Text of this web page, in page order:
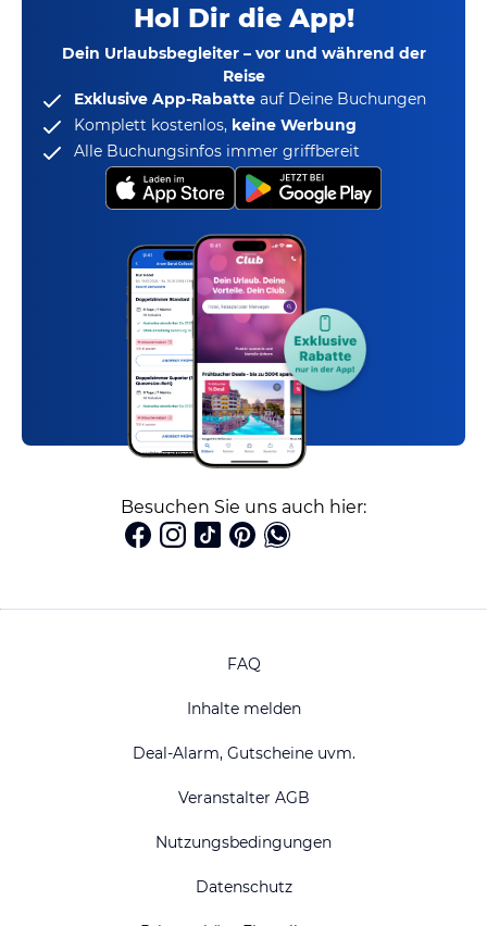
Hol Dir die App!
Dein Urlaubsbegleiter – vor und während der
Reise
Exklusive App-Rabatte auf Deine Buchungen
Komplett kostenlos, keine Werbung
Alle Buchungsinfos immer griffbereit
Besuchen Sie uns auch hier:
FAQ
Inhalte melden
Deal-Alarm, Gutscheine uvm.
Veranstalter AGB
Nutzungsbedingungen
Datenschutz